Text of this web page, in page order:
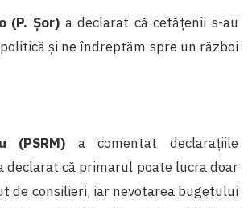
(P. Șor)a declarat că cetățenii s-au
și ne îndreptăm spre un război
(PSRM) a comentat declarațiile
declarat că primarul poate lucra doar
de consilieri, iar nevotarea bugetului